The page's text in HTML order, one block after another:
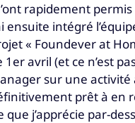
rapidement
ensuite intégré
« Foundever at
1er avril (et ce n’est
sur une activité
prêt à en
que j’apprécie par-